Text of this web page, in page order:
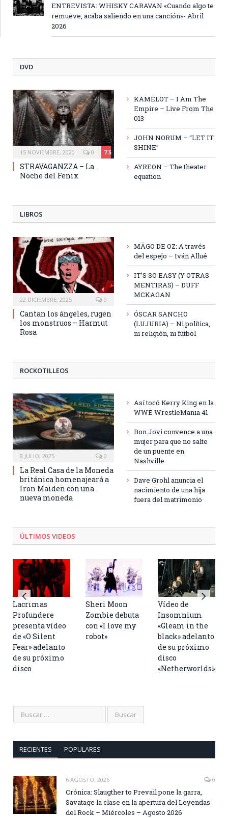
ENTREVISTA: WHISKY CARAVAN «Cuando algo te
remueve, acaba saliendo en una canción»- Abril
2026
DVD
15 NOVIEMBRE, 2020 7.5
0
STRAVAGANZZA – La
Noche del Fenix
KAMELOT – I Am The
Empire – Live From The
013
JOHN NORUM – “LET IT
SHINE”
AYREON – The theater
equation
LIBROS
22 DICIEMBRE, 2025 0
Cantan los ángeles, rugen
los monstruos – Harmut
Rosa
MÄGO DE OZ: A través
del espejo – Iván Allué
IT’S SO EASY (Y OTRAS
MENTIRAS) – DUFF
MCKAGAN
ÓSCAR SANCHO
(LUJURIA) – Ni política,
ni religión, ni fútbol
ROCKOTILLEOS
8 JULIO, 2025 0
La Real Casa de la Moneda
británica homenajeará a
Iron Maiden con una
nueva moneda
Así tocó Kerry King en la
WWE WrestleMania 41
Bon Jovi convence a una
mujer para que no salte
de un puente en
Nashville
Dave Grohl anuncia el
nacimiento de una hija
fuera del matrimonio
ÚLTIMOS VIDEOS
Lacrimas
Profundere
presenta vídeo
de «O Silent
Fear» adelanto
de su próximo
disco
Sheri Moon
Zombie debuta
con «I love my
robot»
Vídeo de
Insomnium
«Gleam in the
black» adelanto
de su próximo
disco
«Netherworlds»
RECIENTES POPULARES
6 AGOSTO, 2026 0
Crónica: Slaugther to Prevail pone la garra,
Savatage la clase en la apertura del Leyendas
del Rock – Miércoles – Agosto 2026